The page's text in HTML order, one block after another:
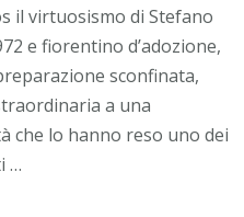
il virtuosismo di Stefano
e fiorentino d’adozione,
sconfinata,
a una
che lo hanno reso uno dei
…